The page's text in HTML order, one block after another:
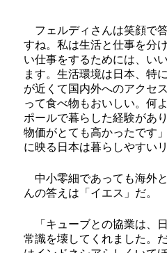
フェルディさんは笑顔で
すね。私は生活と仕事を分
い仕事をするためには、い
ます。生活環境は日本、特
が近くて国内外へのアクセ
って食べ物もおいしい。何
ポールで暮らした経験があ
物価がとても高かったです
に映る日本は暮らしやすい
中小零細であっても海外
んの答えは「イエス」だ。
「キューブとの協業は、
常識を壊してくれました。